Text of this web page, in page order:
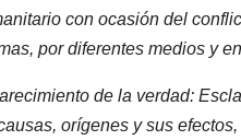
con ocasión del
por diferentes medios y
de la verdad:
orígenes y sus